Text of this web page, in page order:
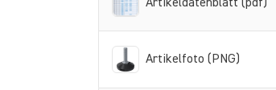
Artikeldatenblatt (pdf)
Artikelfoto (PNG)